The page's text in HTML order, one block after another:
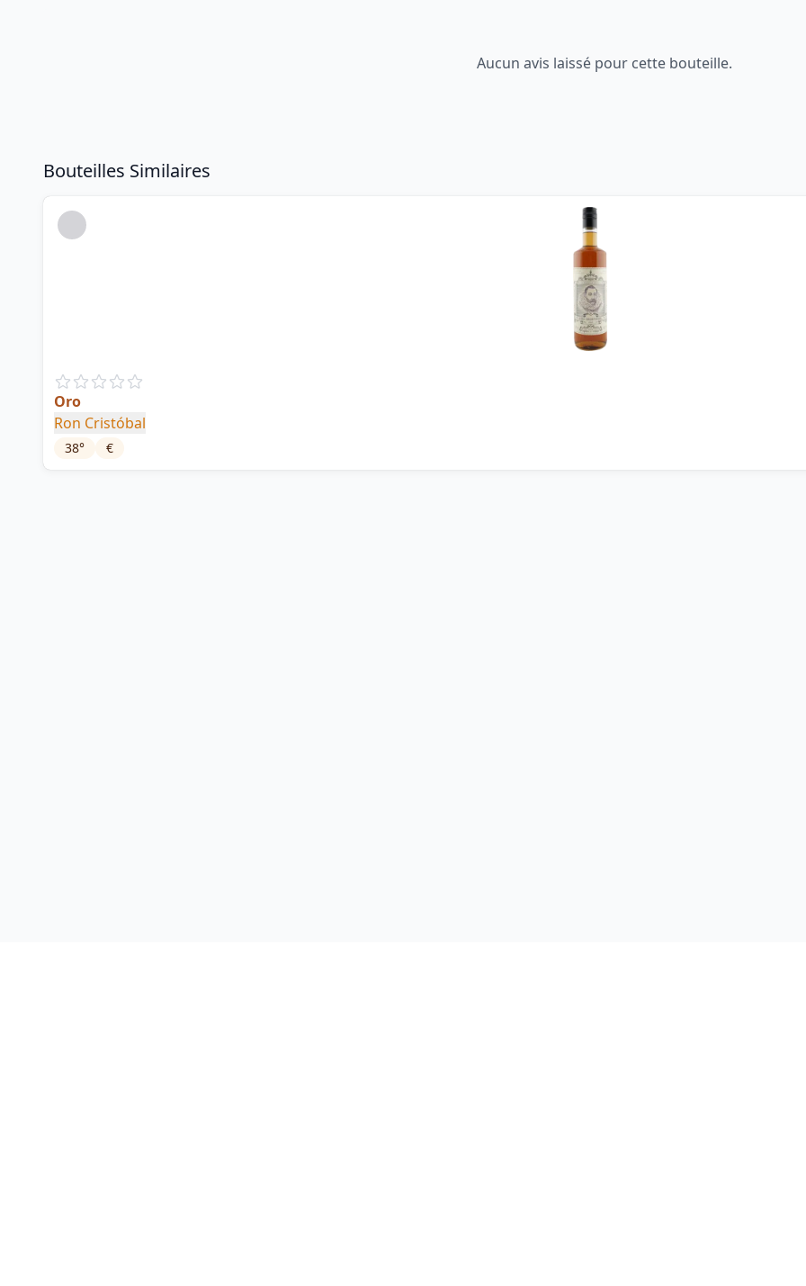
Aucun avis laissé pour cette bouteille.
Bouteilles Similaires
Oro
Ron Cristóbal
38° €